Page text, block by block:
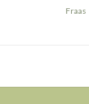
Fraas